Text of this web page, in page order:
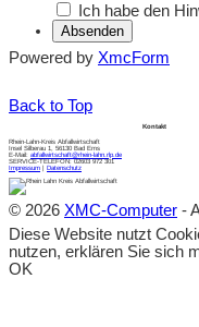
Ich habe den
Powered by XmcForm
Back to Top
Kontakt
Rhein-Lahn-Kreis Abfallwirtschaft
Insel Silberau 1, 56130 Bad Ems
E-Mail: abfallwirtschaft@rhein-lahn.rlp.de
SERVICE-TELEFON: 02603 972 301
Impressum | Datenschutz
© 2026 XMC-Computer -
Diese Website nutzt
nutzen, erklären Sie sich
OK